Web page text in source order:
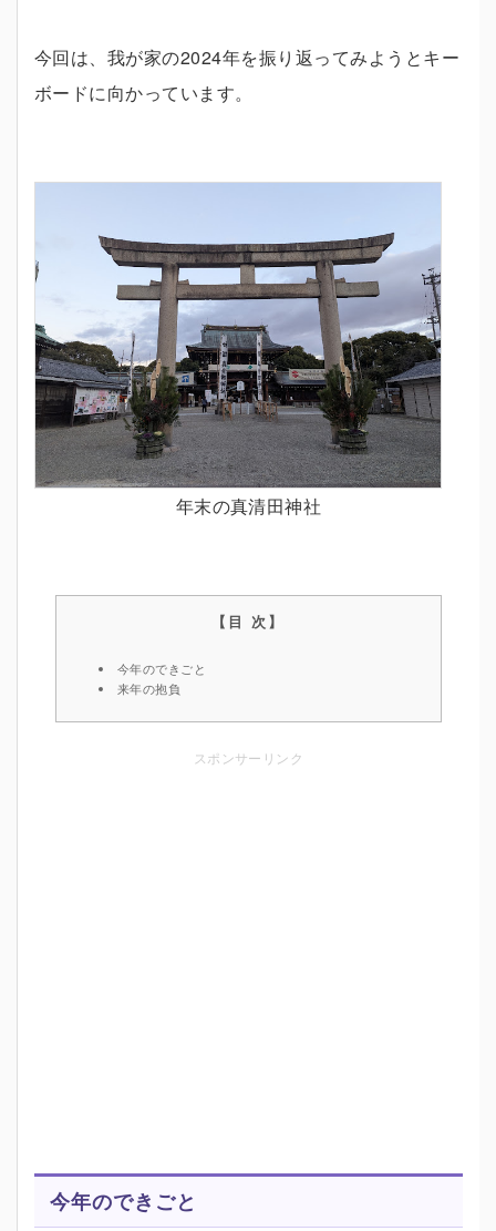
今回は、我が家の2024年を振り返ってみようとキー
ボードに向かっています。
年末の真清田神社
今年のできごと
来年の抱負
スポンサーリンク
今年のできごと